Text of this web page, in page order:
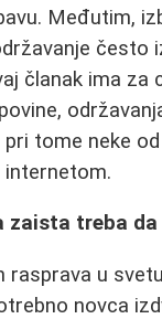
Međutim,
često
članak ima za
tome neke
internetom.
zaista treba da
rasprava u
novca